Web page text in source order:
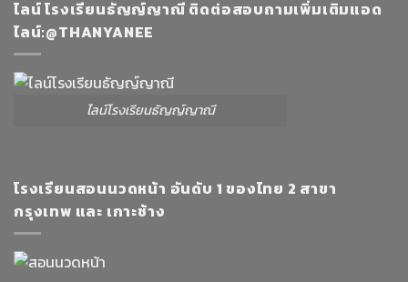
ไลน์ โรงเรียนธัญญ์ญาณี ติดต่อสอบถามเพิ่มเติมแอด
ไลน์:@THANYANEE
ไลน์โรงเรียนธัญญ์ญาณี
โรงเรียนสอนนวดหน้า อันดับ 1 ของไทย 2 สาขา
กรุงเทพ และ เกาะช้าง